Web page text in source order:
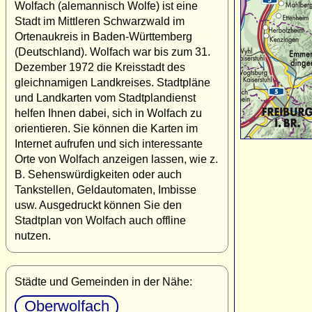
Wolfach (alemannisch Wolfe) ist eine
Stadt im Mittleren Schwarzwald im
Ortenaukreis in Baden-Württemberg
(Deutschland). Wolfach war bis zum 31.
Dezember 1972 die Kreisstadt des
gleichnamigen Landkreises. Stadtpläne
und Landkarten vom Stadtplandienst
helfen Ihnen dabei, sich in Wolfach zu
orientieren. Sie können die Karten im
Internet aufrufen und sich interessante
Orte von Wolfach anzeigen lassen, wie z.
B. Sehenswürdigkeiten oder auch
Tankstellen, Geldautomaten, Imbisse
usw. Ausgedruckt können Sie den
Stadtplan von Wolfach auch offline
nutzen.
Städte und Gemeinden in der Nähe:
Oberwolfach